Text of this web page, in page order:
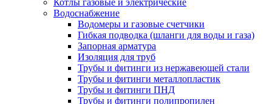
Котлы газовые и электрические
Водоснабжение
Водомеры и газовые счетчики
Гибкая подводка (шланги для воды и газа)
Запорная арматура
Изоляция для труб
Трубы и фитинги из нержавеющей стали
Трубы и фитинги металлопластик
Трубы и фитинги ПНД
Трубы и фитинги полипропилен